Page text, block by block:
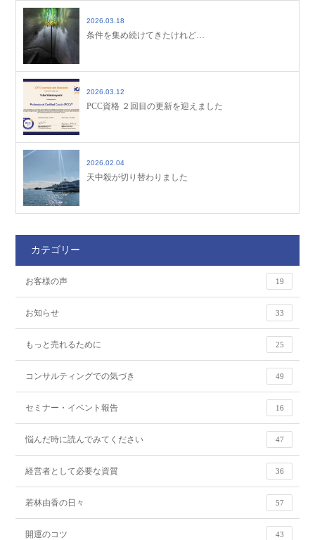
2026.03.18
条件を集め続けてきたけれど…
2026.03.12
PCC資格 ２回目の更新を迎えました
2026.02.04
天中殺が切り替わりました
カテゴリー
お客様の声 19
お知らせ 33
もっと売れるために 25
コンサルティングでの気づき 49
セミナー・イベント報告 16
悩んだ時に読んでみてください 47
経営者として必要な資質 36
若林由香の日々 57
開運のコツ 43